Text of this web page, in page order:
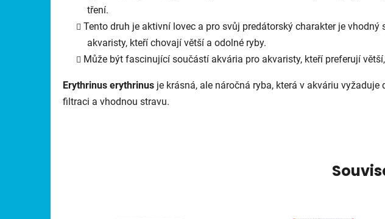
tření.
Tento druh je aktivní lovec a pro svůj predátorský charakter je vhodný
akvaristy, kteří chovají větší a odolné ryby.
Může být fascinující součástí akvária pro akvaristy, kteří preferují
Erythrinus erythrinus je krásná, ale náročná ryba, která v akváriu
filtraci a vhodnou stravu.